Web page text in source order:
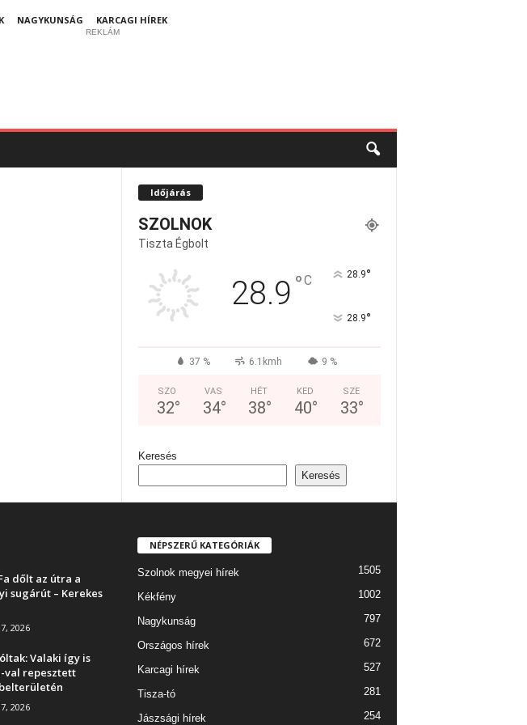
NAGYKUNSÁG
KARCAGI HÍREK
REKLÁM
Időjárás
SZOLNOK
Tiszta Égbolt
28.9 °C 28.9°
28.9°
37 % 6.1kmh 9 %
SZO
32°
VAS
34°
HÉT
38°
KED
40°
SZE
33°
Keresés
Keresés
dőlt az útra a
sugárút – Kerekes
2026
Valaki így is
val repesztett
2026
NÉPSZERŰ KATEGÓRIÁK
Szolnok megyei hírek 1505
Kékfény 1002
Nagykunság 797
Országos hírek 672
Karcagi hírek 527
Tisza-tó 281
Jászsági hírek 254